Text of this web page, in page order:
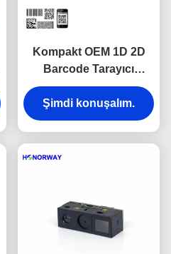
Kompakt OEM 1D 2D
Barcode Tarayıcı
Motoru QR Kod
Okuyucu Modülü 0.3MP
Piksel
Şimdi konuşalım.